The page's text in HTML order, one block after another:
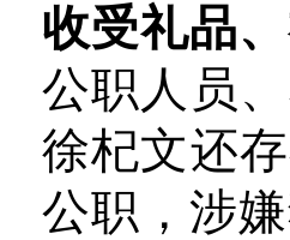
收受礼品
公职人员
徐杞文还
公职，涉